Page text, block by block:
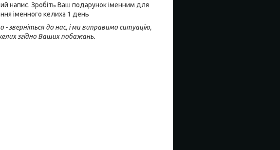
напис. Зробіть Ваш подарунок іменним для
іменного келиха 1 день
до нас, і ми виправимо ситуацію,
згідно Ваших побажань.